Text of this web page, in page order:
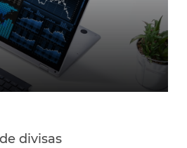
divisas